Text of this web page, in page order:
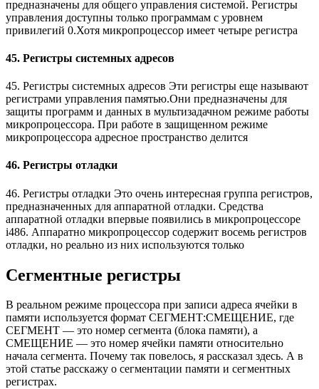
предназначены для общего управления системой. Регистры
управления доступны только программам с уровнем
привилегий 0.Хотя микропроцессор имеет четыре регистра
45. Регистры системных адресов
45. Регистры системных адресов Эти регистры еще называют
регистрами управления памятью.Они предназначены для
защиты программ и данных в мультизадачном режиме работы
микропроцессора. При работе в защищенном режиме
микропроцессора адресное пространство делится
46. Регистры отладки
46. Регистры отладки Это очень интересная группа регистров,
предназначенных для аппаратной отладки. Средства
аппаратной отладки впервые появились в микропроцессоре
i486. Аппаратно микропроцессор содержит восемь регистров
отладки, но реально из них используются только
Сегментные регистры
В реальном режиме процессора при записи адреса ячейки в
памяти используется формат СЕГМЕНТ:СМЕЩЕНИЕ, где
СЕГМЕНТ — это номер сегмента (блока памяти), а
СМЕЩЕНИЕ — это номер ячейки памяти относительно
начала сегмента. Почему так повелось, я рассказал здесь. А в
этой статье расскажу о сегментации памяти и сегментных
регистрах.